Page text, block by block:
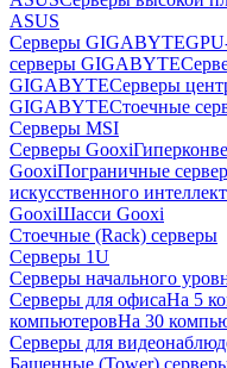
ASUS
Серверы GIGABYTE
серверы GIGABYTE
GIGABYTEСерверы
GIGABYTEСтоечные
Серверы MSI
Серверы Gooxi
GooxiПограничные
искусственного
GooxiШасси Gooxi
Стоечные (Rack) серверы
Серверы 1U
Серверы начального
Серверы для офисаНа 5
компьютеровНа 30
Серверы для
Башенные (Tower)